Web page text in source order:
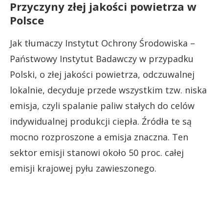
Przyczyny złej jakości powietrza w
Polsce
Jak tłumaczy Instytut Ochrony Środowiska –
Państwowy Instytut Badawczy w przypadku
Polski, o złej jakości powietrza, odczuwalnej
lokalnie, decyduje przede wszystkim tzw. niska
emisja, czyli spalanie paliw stałych do celów
indywidualnej produkcji ciepła. Źródła te są
mocno rozproszone a emisja znaczna. Ten
sektor emisji stanowi około 50 proc. całej
emisji krajowej pyłu zawieszonego.